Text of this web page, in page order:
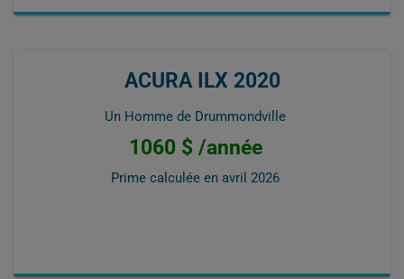
ACURA ILX 2020
Un Homme de Drummondville
1060 $ /année
Prime calculée en avril 2026